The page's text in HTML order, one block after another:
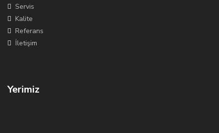
Servis
Kalite
Referans
İletişim
Yerimiz